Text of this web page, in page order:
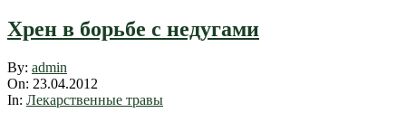
Хрен в борьбе с недугами
2012-
04-
23
By: admin
On: 23.04.2012
In: Лекарственные травы